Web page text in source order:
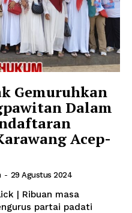
Gemuruhkan
Dalam
Acep-
- 29 Agustus 2024
| Ribuan masa
partai padati